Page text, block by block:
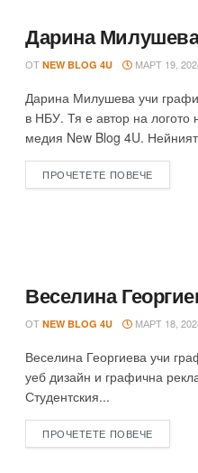
Дарина
ОТ NEW BLOG 4U МАРТ 19,
Дарина Милушева учи
в НБУ. Тя е автор на логото
медия New Blog 4U.
ПРОЧЕТЕТЕ ПОВЕЧЕ
Веселина
ОТ NEW BLOG 4U МАРТ 18,
Веселина Георгиева учи
уеб дизайн и графична
Студентския...
ПРОЧЕТЕТЕ ПОВЕЧЕ